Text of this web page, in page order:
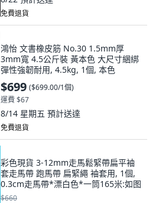
免費退貨
鴻怡 文書橡皮筋 No.30 1.5mm厚
3mm寬 4.5公斤裝 黃本色 大尺寸綑綁
彈性強韌耐用, 4.5kg, 1個, 本色
$699 ($699.00/1個)
運費 $67
8/14 星期五 預計送達
免費退貨
彩色現貨 3-12mm走馬鬆緊帶扁平袖
套走馬帶 跑馬帶 扁緊繩 袖套用, 1個,
0.3cm走馬帶*漂白色*一筒165米:如图
$660